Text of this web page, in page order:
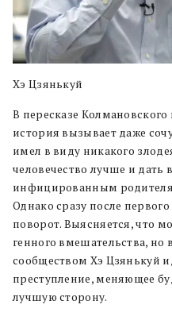
Хэ Цзянькуй
В пересказе Колмановского
история вызывает даже
имел в виду никакого
человечество лучше и
инфицированным
Однако сразу после
поворот. Выясняется, что
генного вмешательства,
сообществом Хэ Цзянькуй
преступление, меняющее
лучшую сторону.